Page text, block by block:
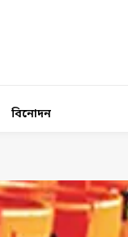
বিনোদন